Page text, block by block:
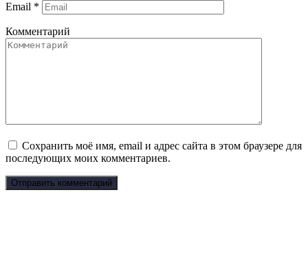
Email *
Комментарий
Сохранить моё имя, email и адрес сайта в этом браузере для
последующих моих комментариев.